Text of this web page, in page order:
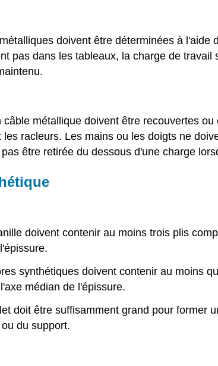
doivent être déterminées à
pas dans les tableaux, la charge de
métallique doivent être recouvertes
racleurs. Les mains ou les doigts ne
être retirée du dessous d'une charge
doivent contenir au moins trois plis
synthétiques doivent contenir au moins
médian de l'épissure.
doit être suffisamment grand pour former
du support.